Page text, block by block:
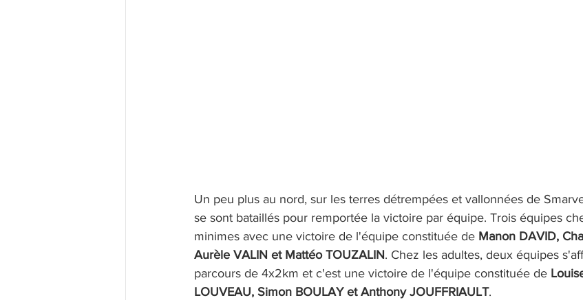
Un peu plus au nord, sur les terres détrempées et vallonnées de
se sont bataillés pour remportée la victoire par équipe. Trois équipes
minimes avec une victoire de l'équipe constituée de Manon DAVID,
Aurèle VALIN et Mattéo TOUZALIN. Chez les adultes, deux équipes
parcours de 4x2km et c'est une victoire de l'équipe constituée de
LOUVEAU, Simon BOULAY et Anthony JOUFFRIAULT.